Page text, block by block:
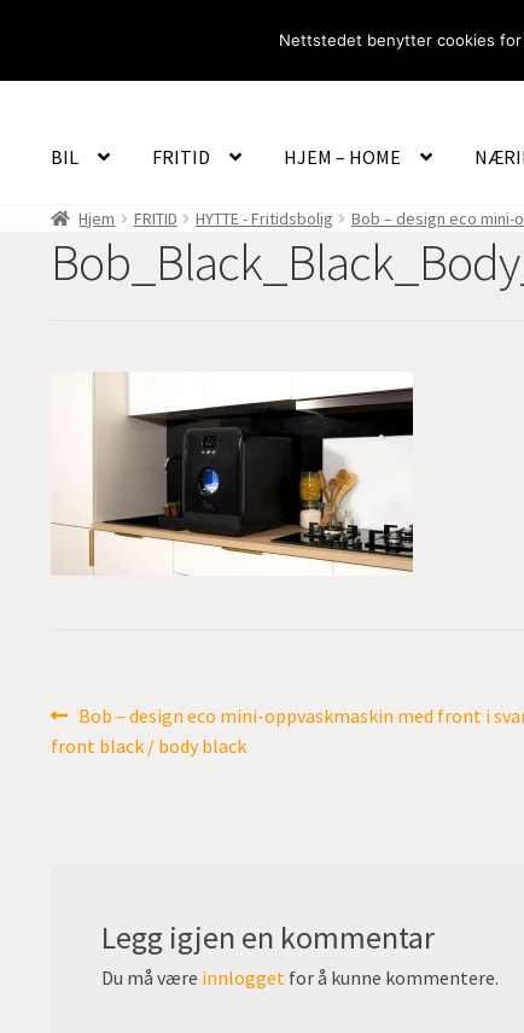
BIL FRITID HJEM – HOME
Hjem FRITID HYTTE - Fritidsbolig Bob – design eco
Innleggsnavigasjon
Forrige
innlegg:
Bob – design eco mini-oppvaskmaskin med front i
front black / body black
Legg igjen en kommentar
Du må være innlogget for å kunne kommentere.
Nettstedet benytter cookies